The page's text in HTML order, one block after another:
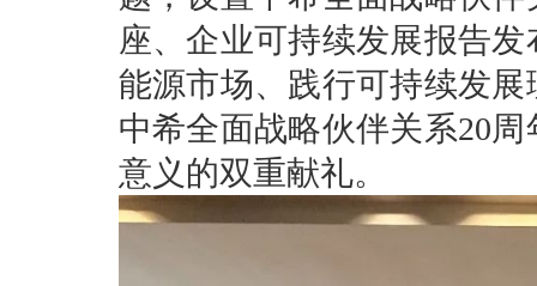
座、企业可持续发展报告
能源市场、践行可持续发
中希全面战略伙伴关系20
意义的双重献礼。